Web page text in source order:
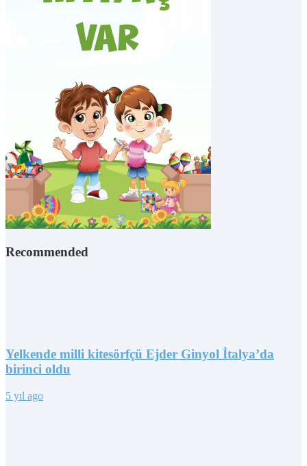
Recommended
Yelkende milli kitesörfçü Ejder Ginyol İtalya’da
birinci oldu
5 yıl ago